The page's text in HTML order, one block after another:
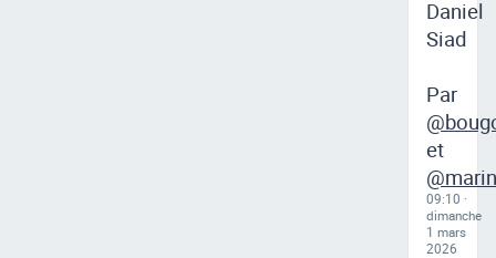
Daniel
Siad
Par
et
09:10 ·
dimanche
1 mars
2026